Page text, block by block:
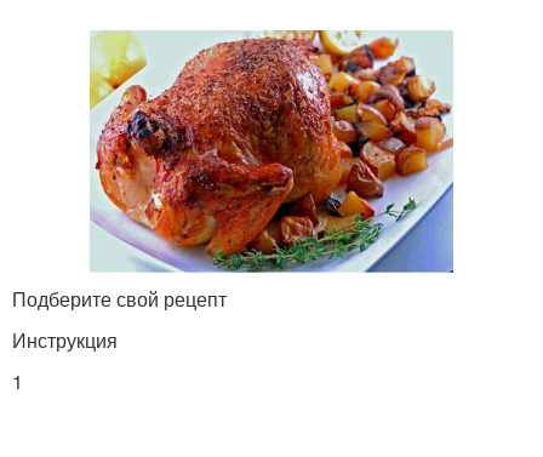
Подберите свой рецепт
Инструкция
1